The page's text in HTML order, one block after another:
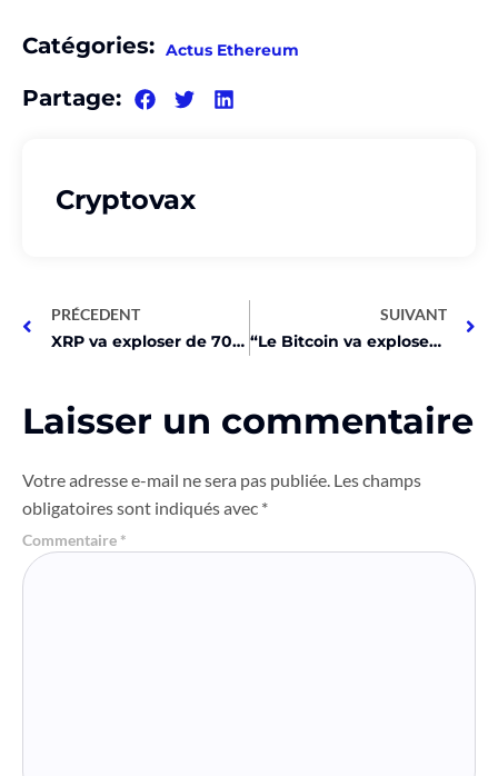
Catégories: Actus Ethereum
Partage:
Cryptovax
PRÉCEDENT
XRP va exploser de 70% après le halving de Bitcoin !
SUIVANT
“Le Bitcoin va exploser ? Taux de financement glacials sous 71K$”
Laisser un commentaire
Votre adresse e-mail ne sera pas publiée. Les champs
obligatoires sont indiqués avec *
Commentaire *